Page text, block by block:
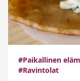
#Paikallinen
#Ravintolat